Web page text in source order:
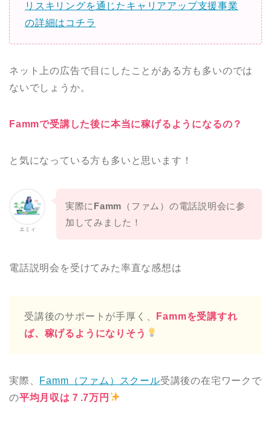
リスキリングを通じたキャリアアップ支援事業
の詳細はコチラ
ネット上の広告で目にしたことがある方も多いのでは
ないでしょうか。
Fammで受講した後に本当に稼げるようになるの？
と気になっている方も多いと思います！
エミィ
実際に Famm （ファム）の電話説明会に参
加してみました！
電話説明会を受けてみた率直な感想は
受講後のサポートが手厚く、
Fammを受講すれ
ば、稼げるようになりそう
実際、 Famm（ファム）スクール受講後の在宅ワークで
の平均月収は７.7万円